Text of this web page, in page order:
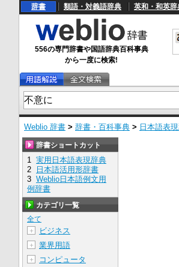
辞書 類語・対義語辞典 英和・和英辞
556の専門辞書や国語辞典百科事典
から一度に検索!
Weblio 辞書 > 辞書・百科事典 > 日本語表
辞書ショートカット
1 実用日本語表現辞典
2
日本語活用形辞書
3 Weblio日本語例文用
例辞書
カテゴリ一覧
全て
＋
ビジネス
＋ 業界用語
＋ コンピュータ